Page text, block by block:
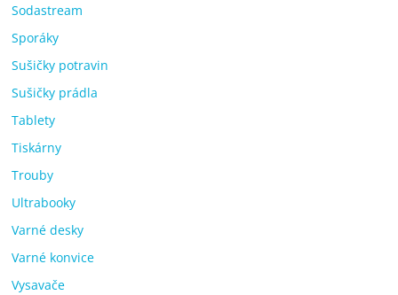
Sodastream
Sporáky
Sušičky potravin
Sušičky prádla
Tablety
Tiskárny
Trouby
Ultrabooky
Varné desky
Varné konvice
Vysavače